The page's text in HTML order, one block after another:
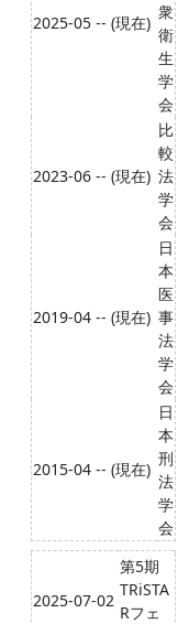
2025-05 -- (現在)
衆
衛
生
学
会
2023-06 -- (現在)
比
較
法
学
会
2019-04 -- (現在)
日
本
医
事
法
学
会
2015-04 -- (現在)
日
本
刑
法
学
会
2025-07-02
第5期
TRiSTA
Rフェ